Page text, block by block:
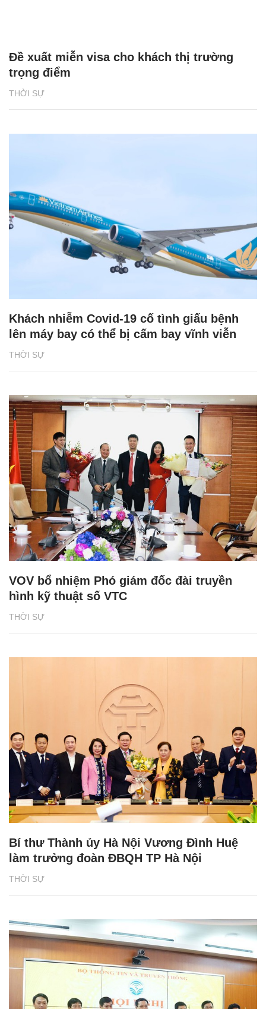
THỜI SỰ
Đề xuất miễn visa cho khách thị trường
trọng điểm
THỜI SỰ
Khách nhiễm Covid-19 cố tình giấu bệnh
lên máy bay có thể bị cấm bay vĩnh viễn
THỜI SỰ
VOV bổ nhiệm Phó giám đốc đài truyền
hình kỹ thuật số VTC
THỜI SỰ
Bí thư Thành ủy Hà Nội Vương Đình Huệ
làm trưởng đoàn ĐBQH TP Hà Nội